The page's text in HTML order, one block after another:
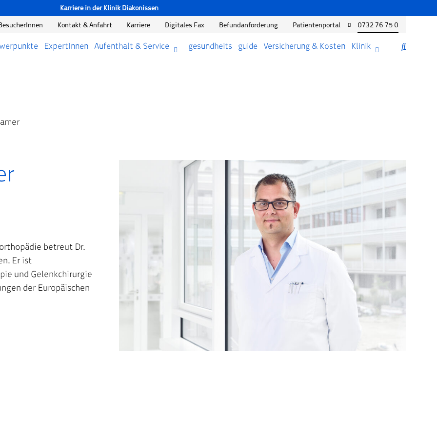
Karriere in der Klinik Diakonissen
Kontakt & Anfahrt Karriere Digitales Fax Befundanforderung Patientenportal 0732 76 75 0
ExpertInnen Aufenthalt & Service gesundheits_guide Versicherung & Kosten Klinik
betreut Dr.
Er ist
und Gelenkchirurgie
der Europäischen